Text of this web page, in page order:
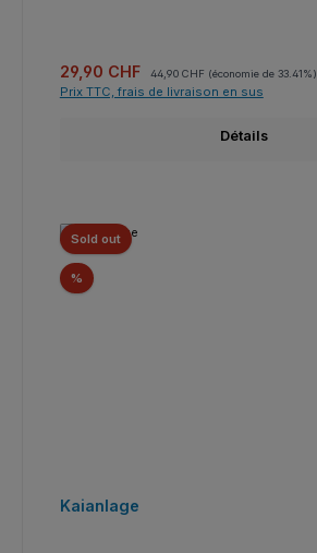
Prix de vente :
29,90 CHF 44,90 CHF (économie de 33.41%)
Prix TTC, frais de livraison en sus
Détails
Sold out
%Réduction
Kaianlage